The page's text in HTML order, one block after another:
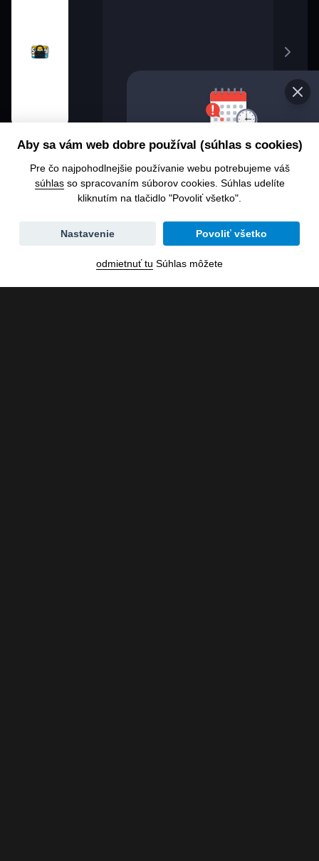
Chcete sa
Zmena
dátumu
Aby sa vám web dobre používal (súhlas s cookies)
Pre čo najpohodlnejšie používanie webu potrebujeme váš
súhlasso spracovaním súborov cookies. Súhlas udelíte
kliknutím na tlačidlo "Povoliť všetko".
Povoliť všetko
Nastavenie
odmietnuť tu Súhlas môžete